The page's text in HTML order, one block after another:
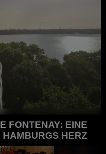
FONTENAY: EINE
HERZ
Eine Oase der